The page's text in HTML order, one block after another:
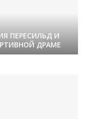
ПЕРЕСИЛЬД И
ДРАМЕ